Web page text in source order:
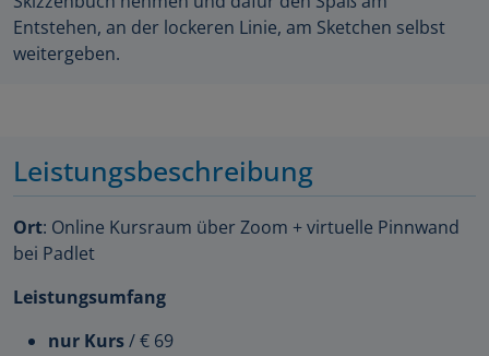
Entstehen, an der lockeren Linie, am Sketchen selbst
weitergeben.
Leistungsbeschreibung
Ort: Online Kursraum über Zoom + virtuelle Pinnwand
bei Padlet
Leistungsumfang
nur Kurs/ € 69